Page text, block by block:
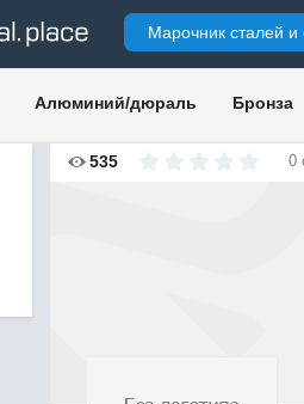
Марочник сталей и
Алюминий/дюраль Бронза
535 0